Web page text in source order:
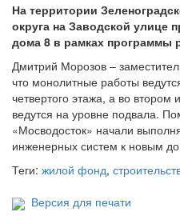
На территории
округа на Заводской улице
дома 8 в рамках программы
Дмитрий Морозов –
что монолитные работы
четвертого этажа, а во втором
ведутся на уровне подвала.
«Мосводосток» начали
инженерных систем к новым
Теги: жилой фонд,
Версия для печати